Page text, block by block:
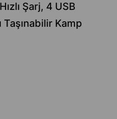
Şarj, 4 USB
Taşınabilir Kamp